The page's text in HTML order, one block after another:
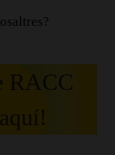
RACC